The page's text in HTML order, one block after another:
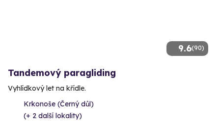
9.6(90)
Tandemový paragliding
Vyhlídkový let na křídle.
Krkonoše (Černý důl)
(+ 2 další lokality)